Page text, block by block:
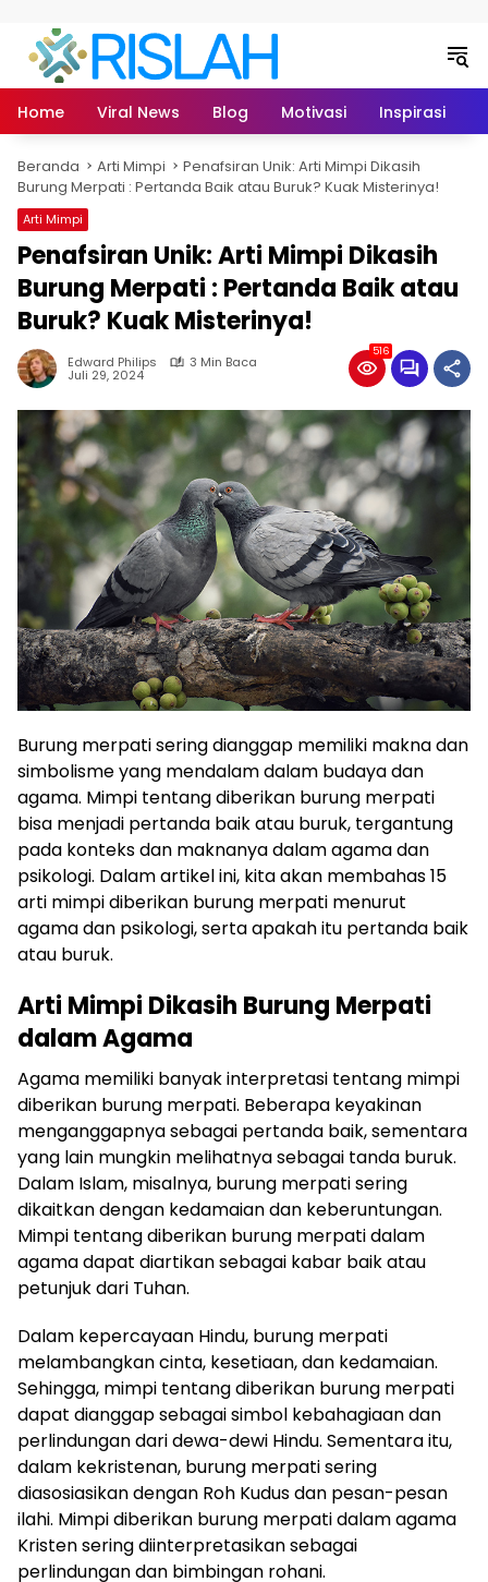
Home Viral News Blog Motivasi Inspirasi
Beranda Arti Mimpi
Penafsiran Unik: Arti Mimpi Dikasih
Burung Merpati : Pertanda Baik atau Buruk? Kuak Misterinya!
Arti Mimpi
Penafsiran Unik: Arti Mimpi Dikasih
Burung Merpati : Pertanda Baik atau
Buruk? Kuak Misterinya!
Edward Philips 3 Min Baca
Juli 29, 2024
516
Burung merpati sering dianggap memiliki makna dan
simbolisme yang mendalam dalam budaya dan
agama. Mimpi tentang diberikan burung merpati
bisa menjadi pertanda baik atau buruk, tergantung
pada konteks dan maknanya dalam agama dan
psikologi. Dalam artikel ini, kita akan membahas 15
arti mimpi diberikan burung merpati menurut
agama dan psikologi, serta apakah itu pertanda baik
atau buruk.
Arti Mimpi Dikasih Burung Merpati
dalam Agama
Agama memiliki banyak interpretasi tentang mimpi
diberikan burung merpati. Beberapa keyakinan
menganggapnya sebagai pertanda baik, sementara
yang lain mungkin melihatnya sebagai tanda buruk.
Dalam Islam, misalnya, burung merpati sering
dikaitkan dengan kedamaian dan keberuntungan.
Mimpi tentang diberikan burung merpati dalam
agama dapat diartikan sebagai kabar baik atau
petunjuk dari Tuhan.
Dalam kepercayaan Hindu, burung merpati
melambangkan cinta, kesetiaan, dan kedamaian.
Sehingga, mimpi tentang diberikan burung merpati
dapat dianggap sebagai simbol kebahagiaan dan
perlindungan dari dewa-dewi Hindu. Sementara itu,
dalam kekristenan, burung merpati sering
diasosiasikan dengan Roh Kudus dan pesan-pesan
ilahi. Mimpi diberikan burung merpati dalam agama
Kristen sering diinterpretasikan sebagai
perlindungan dan bimbingan rohani.